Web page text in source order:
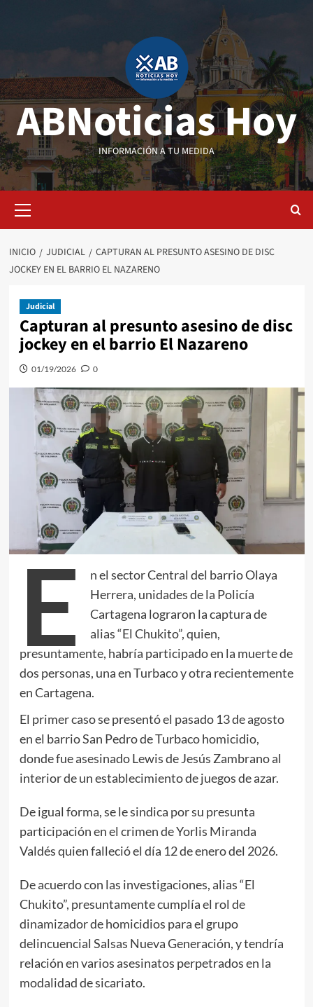
ABNoticias Hoy
INFORMACIÓN A TU MEDIDA
primario
INICIO JUDICIAL
CAPTURAN AL PRESUNTO ASESINO DE DISC
JOCKEY EN EL BARRIO EL NAZARENO
Judicial
Capturan al presunto asesino de disc
jockey en el barrio El Nazareno
01/19/2026 0
E
n el sector Central del barrio Olaya
Herrera, unidades de la Policía
Cartagena lograron la captura de
alias “El Chukito”, quien,
presuntamente, habría participado en la muerte de
dos personas, una en Turbaco y otra recientemente
en Cartagena.
El primer caso se presentó el pasado 13 de agosto
en el barrio San Pedro de Turbaco homicidio,
donde fue asesinado Lewis de Jesús Zambrano al
interior de un establecimiento de juegos de azar.
De igual forma, se le sindica por su presunta
participación en el crimen de Yorlis Miranda
Valdés quien falleció el día 12 de enero del 2026.
De acuerdo con las investigaciones, alias “El
Chukito”, presuntamente cumplía el rol de
dinamizador de homicidios para el grupo
delincuencial Salsas Nueva Generación, y tendría
relación en varios asesinatos perpetrados en la
modalidad de sicariato.